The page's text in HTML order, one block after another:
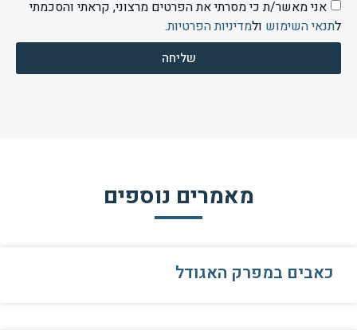
אני מאשר/ת כי מסרתי את הפרטים מרצוני, קראתי והסכמתי
לתנאי השימוש ולמדיניות הפרטיות.
שליחה
מאמרים נוספים
כאבים במפרק האגודל